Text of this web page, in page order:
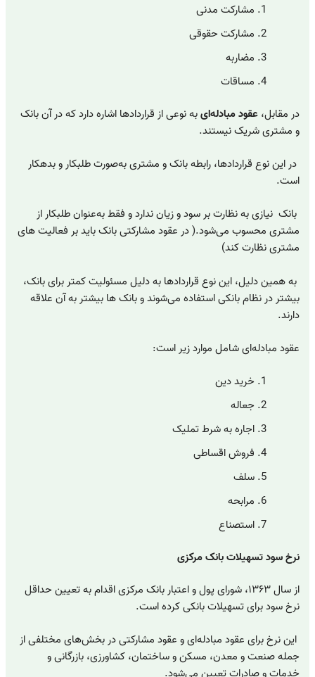
مشارکت مدنی
مشارکت حقوقی
مضاربه
مساقات
در مقابل،عقود مبادله‌ایبه نوعی از قراردادها اشاره دارد که در آن بانک
و مشتری شریک نیستند.
در این نوع قراردادها، رابطه بانک و مشتری به‌صورت طلبکار و بدهکار
است.
بانک نیازی به نظارت بر سود و زیان ندارد و فقط به‌عنوان طلبکار از
مشتری محسوب می‌شود.( در عقود مشارکتی بانک باید بر فعالیت های
مشتری نظارت کند)
به همین دلیل، این نوع قراردادها به دلیل مسئولیت کمتر برای بانک،
بیشتر در نظام بانکی استفاده می‌شوند و بانک ها بیشتر به آن علاقه
دارند.
عقود مبادله‌ای شامل موارد زیر است:
خرید دین
جعاله
اجاره به شرط تملیک
فروش اقساطی
سلف
مرابحه
استصناع
نرخ سود تسهیلات بانک مرکزی
از سال ۱۳۶۳، شورای پول و اعتبار بانک مرکزی اقدام به تعیین حداقل
نرخ سود برای تسهیلات بانکی کرده است.
این نرخ برای عقود مبادله‌ای و عقود مشارکتی در بخش‌های مختلفی از
جمله صنعت و معدن، مسکن و ساختمان، کشاورزی، بازرگانی و